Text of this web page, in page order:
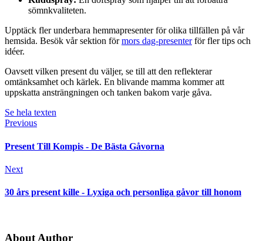
sömnkvaliteten.
Upptäck fler underbara hemmapresenter för olika tillfällen på vår
hemsida. Besök vår sektion förmors dag-presenterför fler tips och
idéer.
Oavsett vilken present du väljer, se till att den reflekterar
omtänksamhet och kärlek. En blivande mamma kommer att
uppskatta ansträngningen och tanken bakom varje gåva.
Se hela texten
Previous
Present Till Kompis - De Bästa Gåvorna
Next
30 års present kille - Lyxiga och personliga gåvor till honom
About Author